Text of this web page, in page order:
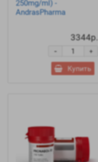
250mg/ml) -
AndrasPharma
3344р.
+
-
Купить